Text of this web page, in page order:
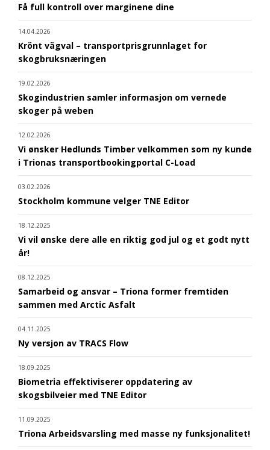
Få full kontroll over marginene dine
14.04.2026
Krönt vägval – transportprisgrunnlaget for
skogbruksnæringen
19.02.2026
Skogindustrien samler informasjon om vernede
skoger på weben
12.02.2026
Vi ønsker Hedlunds Timber velkommen som ny kunde
i Trionas transportbookingportal C-Load
03.02.2026
Stockholm kommune velger TNE Editor
18.12.2025
Vi vil ønske dere alle en riktig god jul og et godt nytt
år!
08.12.2025
Samarbeid og ansvar – Triona former fremtiden
sammen med Arctic Asfalt
04.11.2025
Ny versjon av TRACS Flow
18.09.2025
Biometria effektiviserer oppdatering av
skogsbilveier med TNE Editor
11.09.2025
Triona Arbeidsvarsling med masse ny funksjonalitet!